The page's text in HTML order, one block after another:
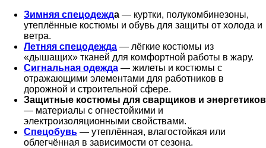
Зимняя спецодежда — куртки, полукомбинезоны,
утеплённые костюмы и обувь для защиты от холода и
ветра.
Летняя спецодежда — лёгкие костюмы из
«дышащих» тканей для комфортной работы в жару.
Сигнальная одежда — жилеты и костюмы с
отражающими элементами для работников в
дорожной и строительной сфере.
Защитные костюмы для сварщиков и энергетиков
— материалы с огнестойкими и
электроизоляционными свойствами.
Спецобувь — утеплённая, влагостойкая или
облегчённая в зависимости от сезона.